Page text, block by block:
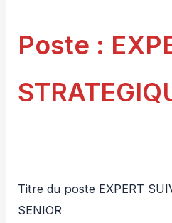
Poste :
Titre du poste EXPERT
SENIOR